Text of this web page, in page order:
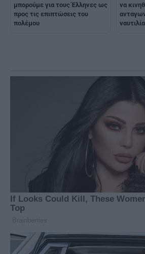
μπορούμε για τους Έλληνες ως
προς τις επιπτώσεις του
πολέμου
να